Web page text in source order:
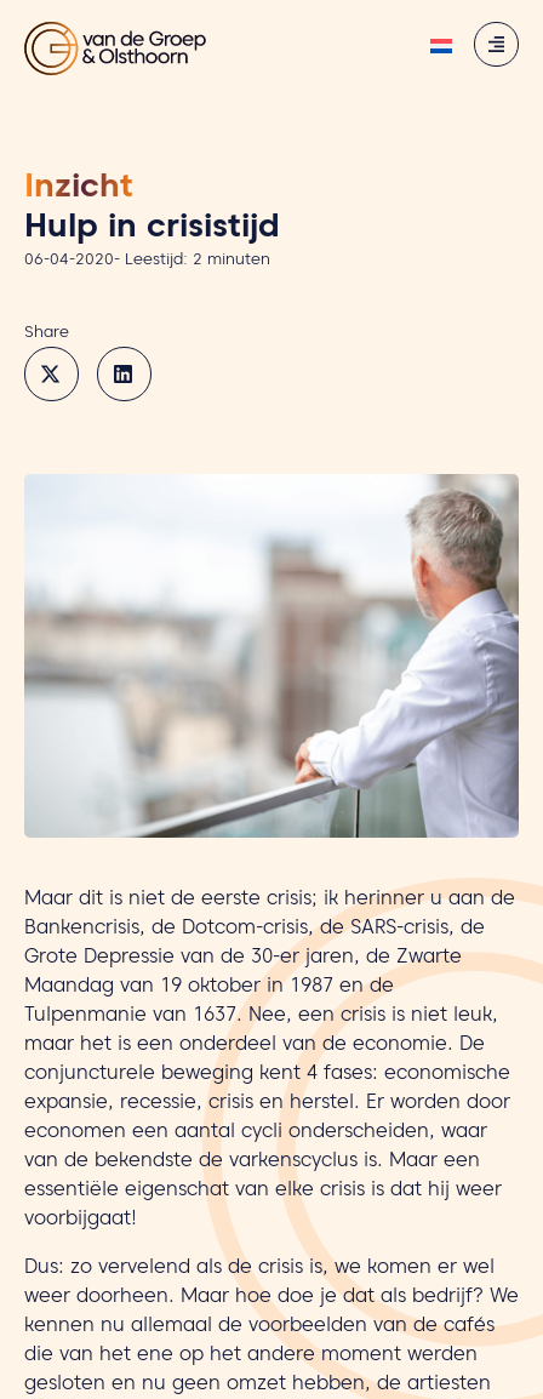
Share
Inzicht
Hulp in crisistijd
06-04-2020- Leestijd: 2 minuten
Maar dit is niet de eerste crisis; ik herinner u aan de
Bankencrisis, de Dotcom-crisis, de SARS-crisis, de
Grote Depressie van de 30-er jaren, de Zwarte
Maandag van 19 oktober in 1987 en de
Tulpenmanie van 1637. Nee, een crisis is niet leuk,
maar het is een onderdeel van de economie. De
conjuncturele beweging kent 4 fases: economische
expansie, recessie, crisis en herstel. Er worden door
economen een aantal cycli onderscheiden, waar
van de bekendste de varkenscyclus is. Maar een
essentiële eigenschat van elke crisis is dat hij weer
voorbijgaat!
Dus: zo vervelend als de crisis is, we komen er wel
weer doorheen. Maar hoe doe je dat als bedrijf? We
kennen nu allemaal de voorbeelden van de cafés
die van het ene op het andere moment werden
gesloten en nu geen omzet hebben, de artiesten